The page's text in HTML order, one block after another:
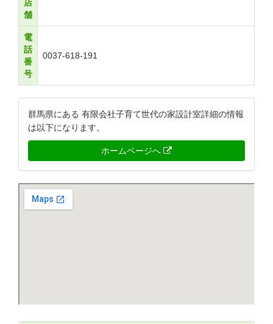
店
舗
電
話
番
号
0037-618-191
群馬県にある 有限会社子育て世代の家設計室詳細の情報
は以下になります。
ホームページへ